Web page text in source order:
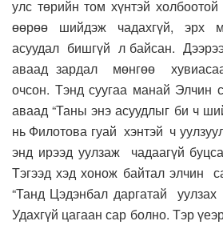
улс төрийн том хүнтэй
өөрөө шийдэж чадахгүй, эрх
асуудал бишгүй л байсан.
аваад зардал мөнгөө
очсон. Тэнд суугаа манай Элчин
аваад “Таны энэ асуудлыг би ч
нь Филотова гуай хэнтэй ч
энд ирээд уулзаж чадаагүй
Тэгээд хэд хонож байтал элчин
“Танд Цэдэнбал даргатай
Удахгүй цагаан сар болно. Тэр